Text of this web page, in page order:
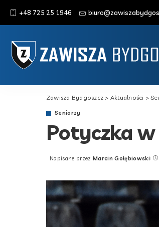
+48 725 25 1946
Zawisza Bydgoszcz > Aktualności >
Seniorzy
Potyczka
Posted
Napisane przez Marcin Gołębiowski